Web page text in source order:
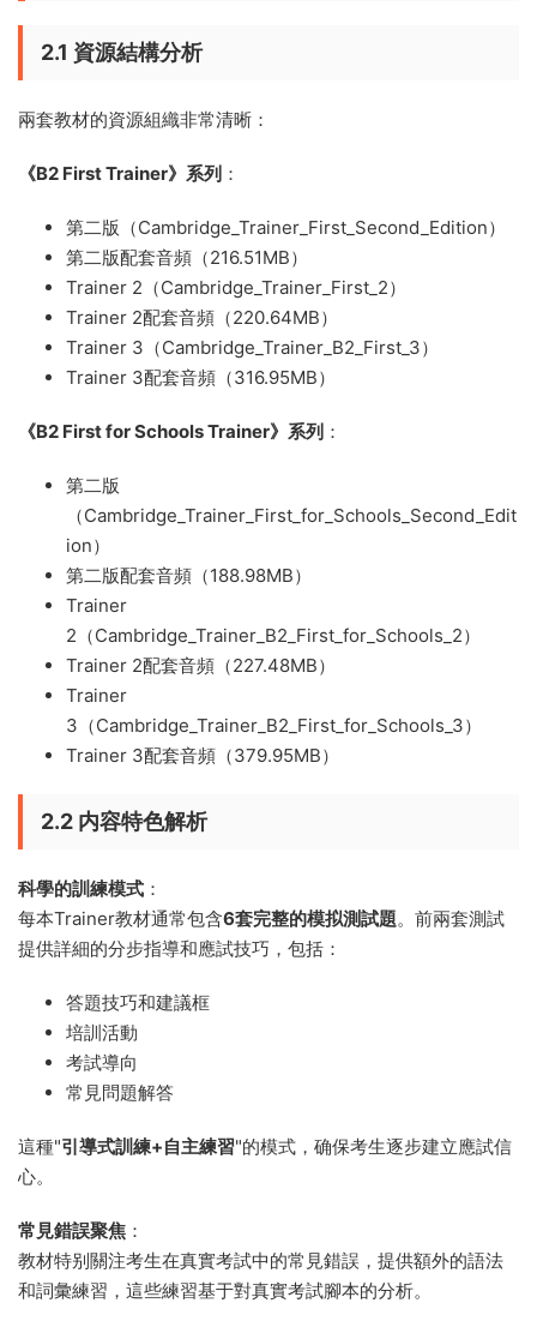
2.1 資源結構分析
兩套教材的資源組織非常清晰：
《B2 First Trainer》系列 ：
第二版（Cambridge_Trainer_First_Second_Edition）
第二版配套音頻（216.51MB）
Trainer 2（Cambridge_Trainer_First_2）
Trainer 2配套音頻（220.64MB）
Trainer 3（Cambridge_Trainer_B2_First_3）
Trainer 3配套音頻（316.95MB）
《B2 First for Schools Trainer》系列 ：
第二版
（Cambridge_Trainer_First_for_Schools_Second_Edit
ion）
第二版配套音頻（188.98MB）
Trainer
2（Cambridge_Trainer_B2_First_for_Schools_2）
Trainer 2配套音頻（227.48MB）
Trainer
3（Cambridge_Trainer_B2_First_for_Schools_3）
Trainer 3配套音頻（379.95MB）
2.2 内容特色解析
科學的訓練模式 ：
每本Trainer教材通常包含6套完整的模拟測試題。前兩套測試
提供詳細的分步指導和應試技巧，包括：
答題技巧和建議框
培訓活動
考試導向
常見問題解答
這種"引導式訓練+自主練習"的模式，确保考生逐步建立應試信
心。
常見錯誤聚焦 ：
教材特别關注考生在真實考試中的常見錯誤，提供額外的語法
和詞彙練習，這些練習基于對真實考試腳本的分析。